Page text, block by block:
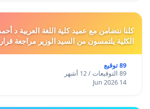
كلنا نتضامن مع عميد كلية اللغة العربية د
الكلية يلتمسون من السيد الوزير مراجعة قرار
89 توقيع
89 التوقيعات / 12 أشهر
14 Jun 2026